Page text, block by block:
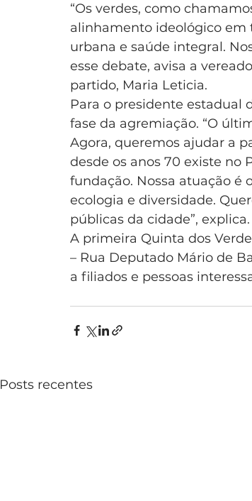
“Os verdes, como
alinhamento ideológico em
urbana e saúde integral.
esse debate, avisa a
partido, Maria Leticia.
Para o presidente estadual
fase da agremiação. “O
Agora, queremos ajudar a
desde os anos 70 existe no
fundação. Nossa atuação é
ecologia e diversidade.
públicas da cidade”, explica.
A primeira Quinta dos
– Rua Deputado Mário de
a filiados e pessoas
Posts recentes